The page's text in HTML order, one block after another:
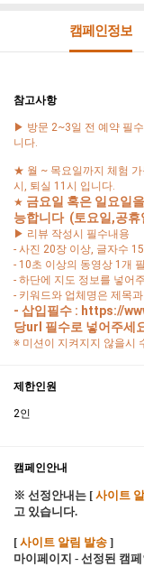
캠페인정보
참고사항
▶ 방문 2~3일 전 예약 필
니다.
★ 월 ~ 목요일까지 체험 가
시, 퇴실 11시 입니다.
★ 금요일 혹은 일요일
능합니다 (토요일,공휴
▶ 리뷰 작성시 필수내용
- 사진 20장 이상, 글자수
- 10초 이상의 동영상 1개
- 하단에 지도 정보를 넣어
- 키워드와 업체명은 제목
- 삽입필수 : https://
당url 필수로 넣어주세
※ 미션이 지켜지지 않을시
제한인원
2인
캠페인안내
※ 선정안내는 [ 사이트
고 있습니다.
[ 사이트 알림 발송 ]
마이페이지 - 선정된 캠